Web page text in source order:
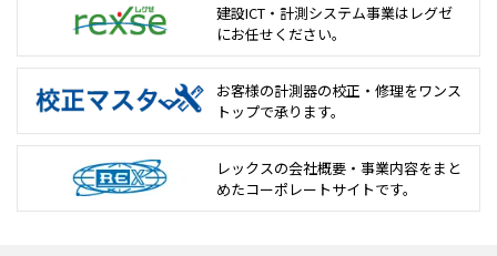
建設ICT・計測システム事業は レグゼ
にお任せください。
お客様の計測器の校正・修理をワンス
トップで承ります。
レックスの会社概要・事業内容をまと
めたコーポレートサイトです。